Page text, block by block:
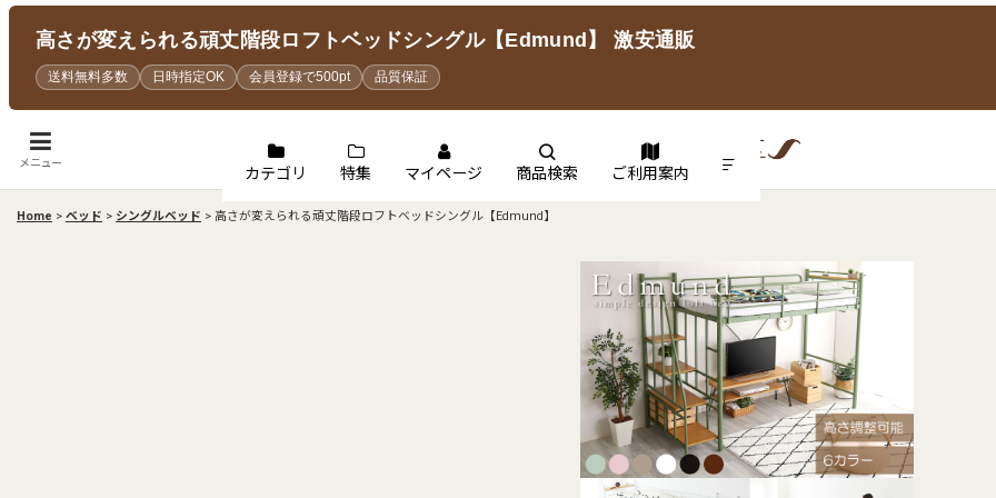
高さが変えられる頑丈階段ロフトベッドシングル【Edmund】 激安通販
送料無料多数 日時指定OK 会員登録で500pt 品質保証
メニュー
カテゴリ 特集 マイページ 商品検索 ご利用案内
Home > ベッド > シングルベッド > 高さが変えられる頑丈階段ロフトベッドシングル【Edmund】